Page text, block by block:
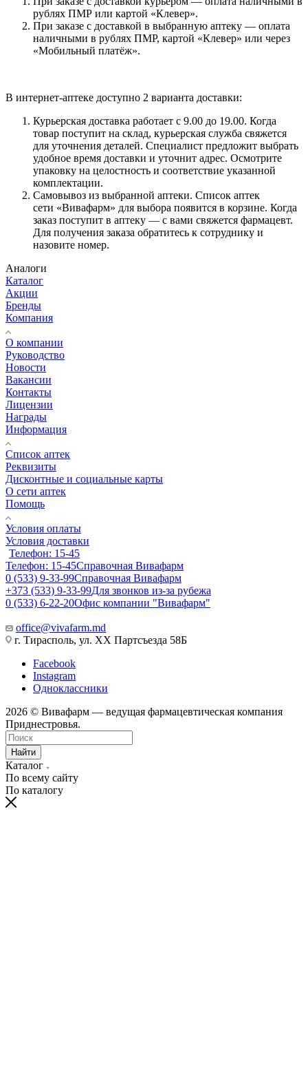
рублях ПМР или картой «Клевер».
При заказе с доставкой в выбранную аптеку — оплата
наличными в рублях ПМР, картой «Клевер» или через
«Мобильный платёж».
В интернет-аптеке доступно 2 варианта доставки:
Курьерская доставка работает с 9.00 до 19.00. Когда
товар поступит на склад, курьерская служба свяжется
для уточнения деталей. Специалист предложит выбрать
удобное время доставки и уточнит адрес. Осмотрите
упаковку на целостность и соответствие указанной
комплектации.
Самовывоз из выбранной аптеки. Список аптек
сети «Вивафарм» для выбора появится в корзине. Когда
заказ поступит в аптеку — с вами свяжется фармацевт.
Для получения заказа обратитесь к сотруднику и
назовите номер.
Аналоги
Каталог
Акции
Бренды
Компания
О компании
Руководство
Новости
Вакансии
Контакты
Лицензии
Награды
Информация
Список аптек
Реквизиты
Дисконтные и социальные карты
О сети аптек
Помощь
Условия оплаты
Условия доставки
Телефон: 15-45
Телефон: 15-45Справочная Вивафарм
0 (533) 9-33-99Справочная Вивафарм
+373 (533) 9-33-99Для звонков из-за рубежа
0 (533) 6-22-20Офис компании "Вивафарм"
office@vivafarm.md
г. Тирасполь, ул. ХХ Партсъезда 58Б
Facebook
Instagram
Одноклассники
2026 © Вивафарм — ведущая фармацевтическая компания
Приднестровья.
Найти
Каталог
По всему сайту
По каталогу